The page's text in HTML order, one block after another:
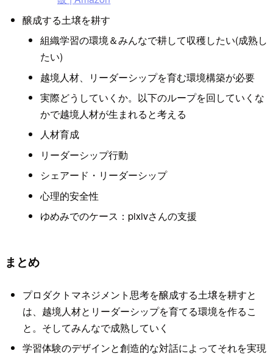
醸成する土壌を耕す
組織学習の環境＆みんなで耕して収穫したい(成熟し
たい)
越境人材、リーダーシップを育む環境構築が必要
実際どうしていくか。以下のループを回していくな
かで越境人材が生まれると考える
人材育成
リーダーシップ行動
シェアード・リーダーシップ
心理的安全性
ゆめみでのケース：pixivさんの支援
まとめ
プロダクトマネジメント思考を醸成する土壌を耕すと
は、越境人材とリーダーシップを育てる環境を作るこ
と。そしてみんなで成熟していく
学習体験のデザインと創造的な対話によってそれを実現